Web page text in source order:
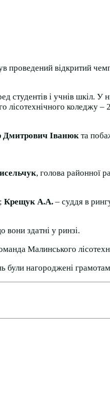
проведений відкритий
студентів і учнів шкіл.
коледжу
Дмитрович Іванюк та
, голова районної
Крещук А.А. – суддя в
вони здатні у ринзі.
Малинського
були нагороджені